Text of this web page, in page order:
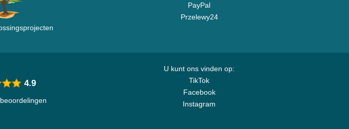
PayPal
Przelewy24
U kunt ons vinden op:
TikTok
Facebook
Instagram
4.9